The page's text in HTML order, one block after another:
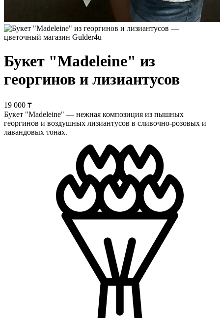
Букет "Madeleine" из
георгинов и лизиантусов
19 000 ₸
Букет "Madeleine" — нежная композиция из пышных
георгинов и воздушных лизиантусов в сливочно-розовых и
лавандовых тонах.